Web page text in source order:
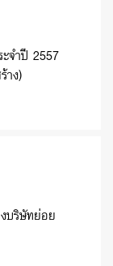
จำปี 2557
าง)
บริษัทย่อย